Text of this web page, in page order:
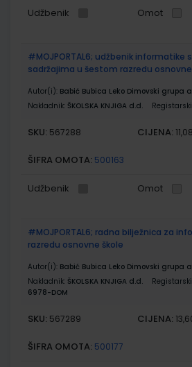
Udžbenik Omot
#MOJPORTAL6; udžbenik
sadržajima u šestom razredu
Autor(i): Babić Bubica Leko Dimovski grupa
Nakladnik: ŠKOLSKA KNJIGA d.d.
SKU: 567288 CIJENA:
ŠIFRA OMOTA: 500163
Udžbenik Omot
#MOJPORTAL6; radna bilježnica za
razredu osnovne škole
Autor(i): Babić Bubica Leko Dimovski grupa
Nakladnik: ŠKOLSKA KNJIGA d.d.
6978-DOM
SKU: 567289 CIJENA:
ŠIFRA OMOTA: 500177